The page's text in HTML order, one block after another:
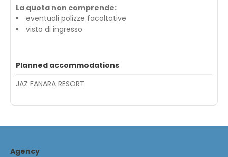
La quota non comprende:
eventuali polizze facoltative
visto di ingresso
Planned accommodations
JAZ FANARA RESORT
Agency